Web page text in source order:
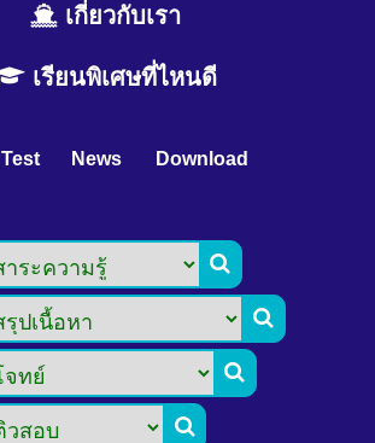
เกี่ยวกับเรา
เรียนพิเศษที่ไหนดี
Test News Download



